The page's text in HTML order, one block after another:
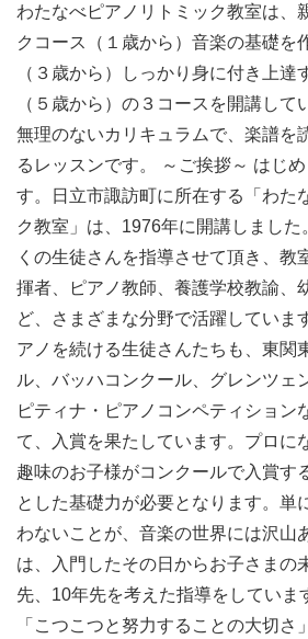
わたなべピアノリトミック教室は、
クコース（１歳から）音楽の基礎を
（３歳から）しっかり身に付き上達
（５歳から）の３コースを開講して
無理のないカリキュラムで、楽譜を
るレッスンです。 ～ご挨拶～ はじ
す。日立市諏訪町に所在する「わた
ク教室」は、1976年に開講しました
くの生徒さんを指導させて頂き、教
揮者、ピアノ教師、養護学校教諭、
ど、さまざまな分野で活躍していま
アノを続ける生徒さんたちも、東関
ル、バッハコンクール、グレンツェ
ピティナ・ピアノコンペティション
て、入賞を果たしています。プロに
趣味のお子様がコンクールで入賞す
とした基礎力が必要となります。単
わないことが、音楽の世界には沢山
は、入門したその日からお子さまの
先、10年先を考えた指導をしていま
「こつこつと努力することの大切さ